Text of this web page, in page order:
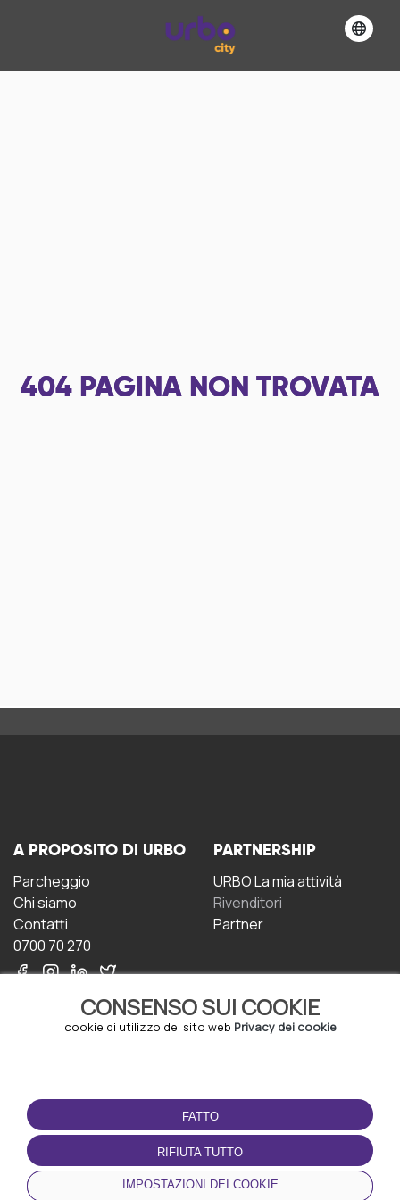
404 PAGINA NON TROVATA
CONSENSO SUI COOKIE
cookie di utilizzo del sito web Privacy dei cookie
FATTO
RIFIUTA TUTTO
IMPOSTAZIONI DEI COOKIE
A PROPOSITO DI URBO
Parcheggio
Chi siamo
Contatti
0700 70 270
PARTNERSHIP
URBO La mia attività
Rivenditori
Partner
CONDIZIONI D'USO
Termini e Condizioni
Politica sulla riservatezza
Gestione dei Cookie
SCARICA L'APP